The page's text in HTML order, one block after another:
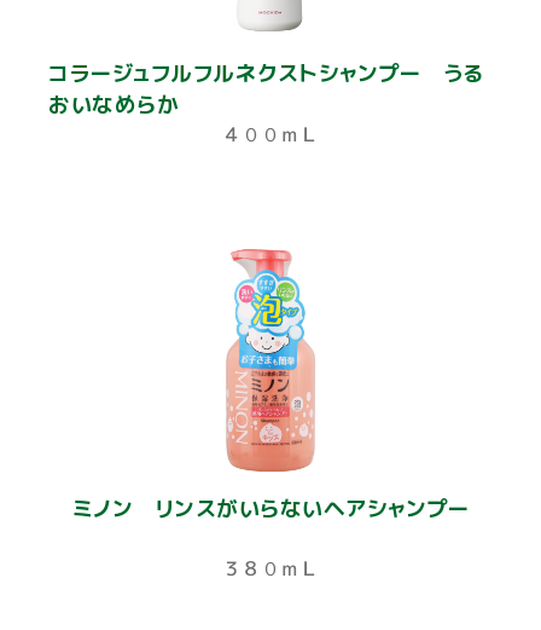
コラージュフルフルネクストシャンプー うる
おいなめらか
４００ｍＬ
ミノン リンスがいらないヘアシャンプー
３８０ｍＬ